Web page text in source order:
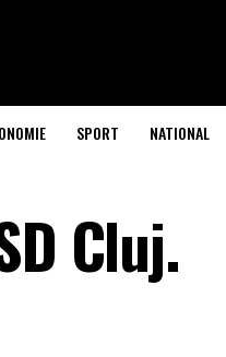
SPORT NATIONAL
Cluj.